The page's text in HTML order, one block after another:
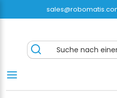
Inhalt
ROBOMATIS®
Battery Strapping
Delivered Fast and
Suche nach